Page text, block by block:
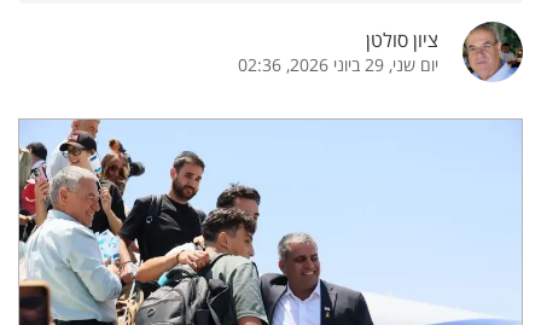
ציון סולטן
יום שני, 29 ביוני 2026, 02:36